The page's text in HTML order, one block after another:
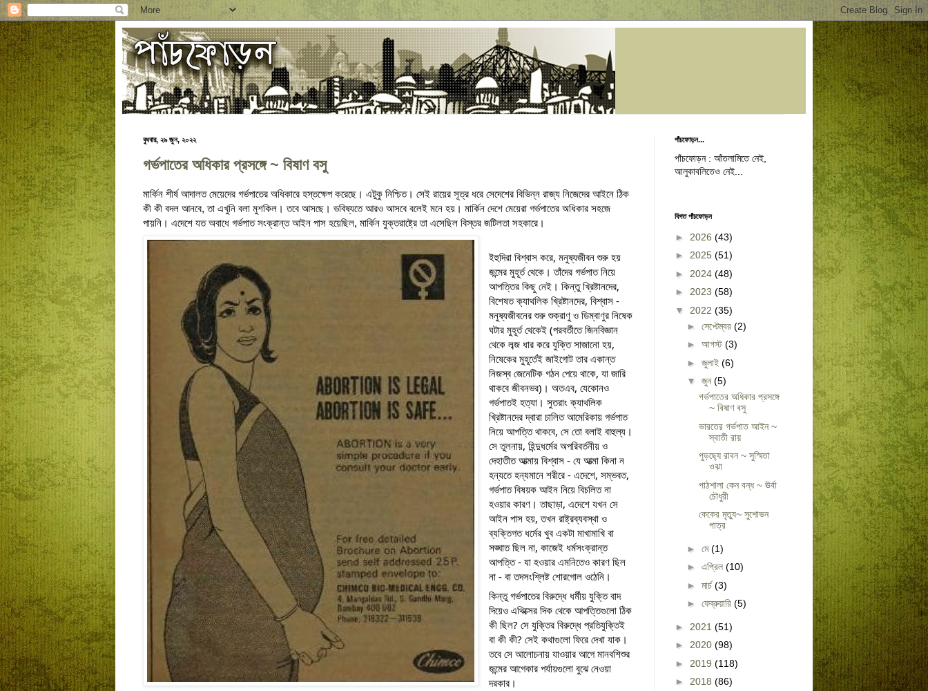
বুধবার, ২৯ জুন, ২০২২
​গর্ভপাতের অধিকার প্রসঙ্গে ~ বিষাণ বসু
মার্কিন শীর্ষ আদালত মেয়েদের গর্ভপাতের অধিকারে হস্তক্ষেপ করেছে। এটুকু নিশ্চিত। সেই রায়ের সূত্র ধরে সেদেশের বিভিন্ন রাজ্য নিজেদের আইনে ঠিক
কী কী বদল আনবে, তা এখুনি বলা মুশকিল। তবে আসছে। ভবিষ্যতে আরও আসবে বলেই মনে হয়। মার্কিন দেশে মেয়েরা গর্ভপাতের অধিকার সহজে
পায়নি। এদেশে যত অবাধে গর্ভপাত সংক্রান্ত আইন পাস হয়েছিল, মার্কিন যুক্তরাষ্ট্রে তা এসেছিল বিস্তর জটিলতা সহকারে।
ইহুদিরা বিশ্বাস করে, মনুষ্যজীবন শুরু হয়
জন্মের মুহূর্ত থেকে। তাঁদের গর্ভপাত নিয়ে
আপত্তির কিছু নেই। কিন্তু খ্রিষ্টানদের,
বিশেষত ক্যাথলিক খ্রিষ্টানদের, বিশ্বাস -
মনুষ্যজীবনের শুরু শুক্রাণু ও ডিম্বাণুর নিষেক
ঘটার মুহূর্ত থেকেই (পরবর্তীতে জিনবিজ্ঞান
থেকে লব্জ ধার করে যুক্তি সাজানো হয়,
নিষেকের মুহূর্তেই জাইগোট তার একান্ত
নিজস্ব জেনেটিক গঠন পেয়ে থাকে, যা জারি
থাকবে জীবনভর)। অতএব, যেকোনও
গর্ভপাতই হত্যা। সুতরাং ক্যাথলিক
খ্রিষ্টানদের দ্বারা চালিত আমেরিকায় গর্ভপাত
নিয়ে আপত্তি থাকবে, সে তো বলাই বাহুল্য।
সে তুলনায়, হিন্দুধর্মের অপরিবর্তনীয় ও
দেহাতীত আত্মায় বিশ্বাস - যে আত্মা কিনা ন
হন্যতে হন্যমানে শরীরে - এদেশে, সম্ভবত,
গর্ভপাত বিষয়ক আইন নিয়ে বিচলিত না
হওয়ার কারণ। তাছাড়া, এদেশে যখন সে
আইন পাস হয়, তখন রাষ্ট্রব্যবস্থা ও
ব্যক্তিগত ধর্মের খুব একটা মাখামাখি বা
সঙ্ঘাত ছিল না, কাজেই ধর্মসংক্রান্ত
আপত্তি - যা হওয়ার এমনিতেও কারণ ছিল
না - বা তদসংশ্লিষ্ট শোরগোল ওঠেনি।
কিন্তু গর্ভপাতের বিরুদ্ধে ধর্মীয় যুক্তি বাদ
দিয়েও এথিক্সের দিক থেকে আপত্তিগুলো ঠিক
কী ছিল? সে যুক্তির বিরুদ্ধে প্রতিযুক্তিই
বা কী কী? সেই কথাগুলো ফিরে দেখা যাক।
তবে সে আলোচনায় যাওয়ার আগে মানবশিশুর
জন্মের আগেকার পর্যায়গুলো বুঝে নেওয়া
দরকার।
পাঁচফোড়ন...
পাঁচফোড়ন : আঁতলামিতে নেই,
আলুকাবলিতেও নেই...
বিগত পাঁচফোড়ন
► 2026 (43)
► 2025 (51)
► 2024 (48)
► 2023 (58)
▼ 2022 (35)
► সেপ্টেম্বর (2)
► আগস্ট (3)
► জুলাই (6)
▼ জুন(5)
​গর্ভপাতের অধিকার প্রসঙ্গে
~ বিষাণ বসু
ভারতের গর্ভপাত আইন ~
স্বাতী রায়
পুড়ছ্যে রাবন ~ সুস্মিতা
ওঝা
পাঠশালা কেন বন্ধ ~ ঊর্বা
চৌধুরী
কেকের মৃত্যু~ সুশোভন
পাত্র
► মে(1)
► এপ্রিল (10)
► মার্চ(3)
► ফেব্রুয়ারি (5)
► 2021 (51)
► 2020 (98)
► 2019 (118)
► 2018 (86)